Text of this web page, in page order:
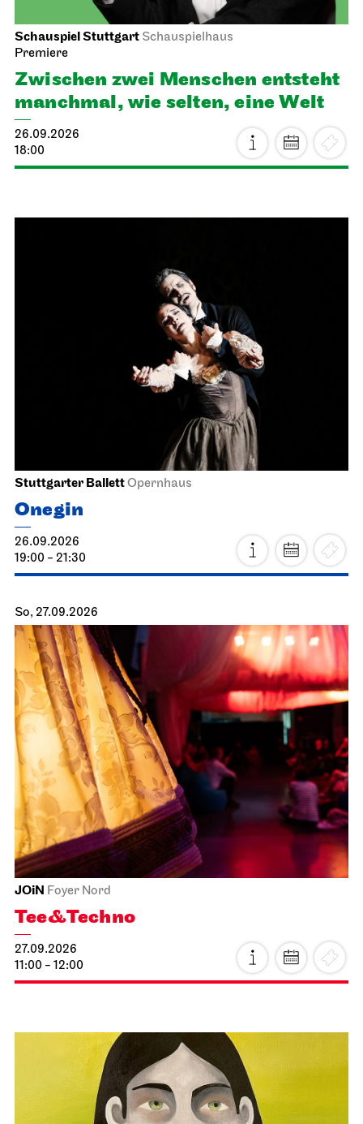
Schauspiel Stuttgart Schauspielhaus
Premiere
Zwischen zwei Menschen ent­steht
manch­mal, wie selten, eine Welt
26.09.2026
18:00
Stuttgarter BallettOpernhaus
Onegin
26.09.2026
19:00 - 21:30
So, 27.09.2026
JOiN Foyer Nord
Tee&Techno
27.09.2026
11:00 - 12:00